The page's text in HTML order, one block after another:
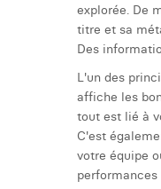
explorée. De
titre et sa
Des
L'un des
affiche les
tout est lié à
C'est
votre équipe
performances